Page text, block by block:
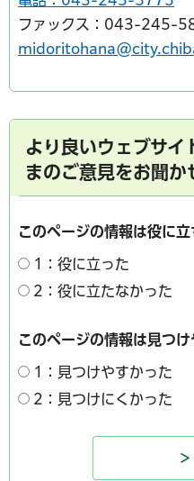
ファックス：043-245-
より良いウェブサイ
まのご意見をお聞か
このページの情報は役に立
1：役に立った
2：役に立たなかった
このページの情報は見つ
1：見つけやすかった
2：見つけにくかった